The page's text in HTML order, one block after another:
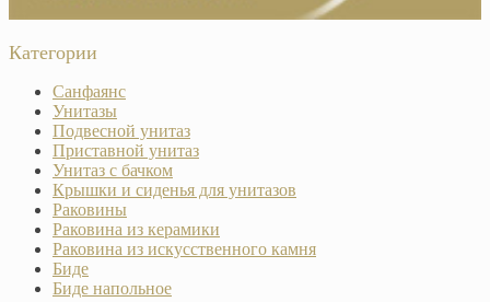
Категории
Санфаянс
Унитазы
Подвесной унитаз
Приставной унитаз
Унитаз с бачком
Крышки и сиденья для унитазов
Раковины
Раковина из керамики
Раковина из искусственного камня
Биде
Биде напольное